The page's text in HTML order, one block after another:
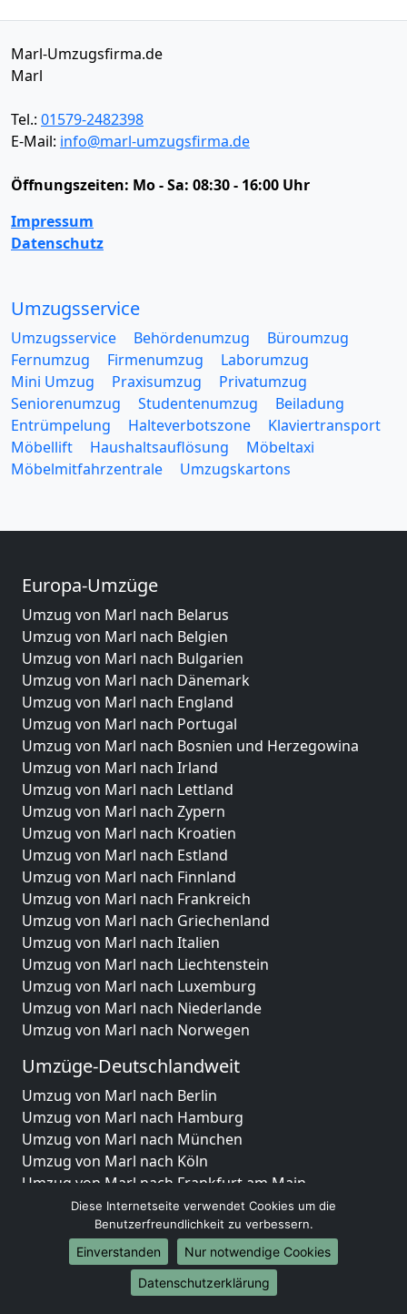
Marl-Umzugsfirma.de
Marl
Tel.: 01579-2482398
E-Mail: info@marl-umzugsfirma.de
Öffnungszeiten: Mo - Sa: 08:30 - 16:00 Uhr
Impressum
Datenschutz
Umzugsservice
Umzugsservice Behördenumzug
Büroumzug
Fernumzug
Firmenumzug
Laborumzug
Mini Umzug
Praxisumzug
Privatumzug
Seniorenumzug
Studentenumzug
Beiladung
Entrümpelung
Halteverbotszone
Klaviertransport
Möbellift
Haushaltsauflösung
Möbeltaxi
Möbelmitfahrzentrale
Umzugskartons
Europa-Umzüge
Umzug von Marl nach Belarus
Umzug von Marl nach Belgien
Umzug von Marl nach Bulgarien
Umzug von Marl nach Dänemark
Umzug von Marl nach England
Umzug von Marl nach Portugal
Umzug von Marl nach Bosnien und Herzegowina
Umzug von Marl nach Irland
Umzug von Marl nach Lettland
Umzug von Marl nach Zypern
Umzug von Marl nach Kroatien
Umzug von Marl nach Estland
Umzug von Marl nach Finnland
Umzug von Marl nach Frankreich
Umzug von Marl nach Griechenland
Umzug von Marl nach Italien
Umzug von Marl nach Liechtenstein
Umzug von Marl nach Luxemburg
Umzug von Marl nach Niederlande
Umzug von Marl nach Norwegen
Umzüge-Deutschlandweit
Umzug von Marl nach Berlin
Umzug von Marl nach Hamburg
Umzug von Marl nach München
Umzug von Marl nach Köln
Umzug von Marl nach Frankfurt am Main
Umzug von Marl nach Stuttgart
Umzug von Marl nach Düsseldorf
Umzug von Marl nach Leipzig
Umzug von Marl nach Dortmund
Umzug von Marl nach Essen
Diese Internetseite verwendet Cookies um die
Benutzerfreundlichkeit zu verbessern.
Einverstanden
Nur notwendige Cookies
Datenschutzerklärung